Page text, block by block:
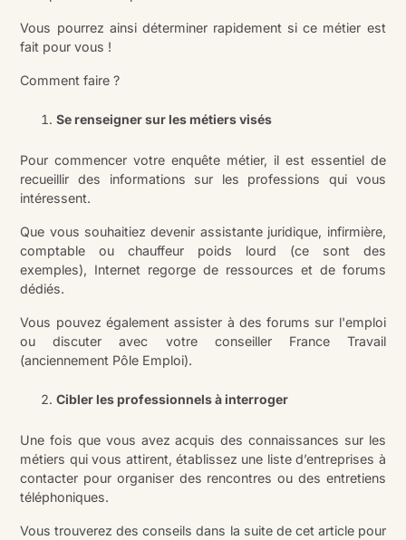
Vous pourrez ainsi déterminer rapidement si ce métier est
fait pour vous !
Comment faire ?
Se renseigner sur les métiers visés
Pour commencer votre enquête métier, il est essentiel de
recueillir des informations sur les professions qui vous
intéressent.
Que vous souhaitiez devenir assistante juridique, infirmière,
comptable ou chauffeur poids lourd (ce sont des
exemples), Internet regorge de ressources et de forums
dédiés.
Vous pouvez également assister à des forums sur l'emploi
ou discuter avec votre conseiller France Travail
(anciennement Pôle Emploi).
Cibler les professionnels à interroger
Une fois que vous avez acquis des connaissances sur les
métiers qui vous attirent, établissez une liste d’entreprises à
contacter pour organiser des rencontres ou des entretiens
téléphoniques.
Vous trouverez des conseils dans la suite de cet article pour